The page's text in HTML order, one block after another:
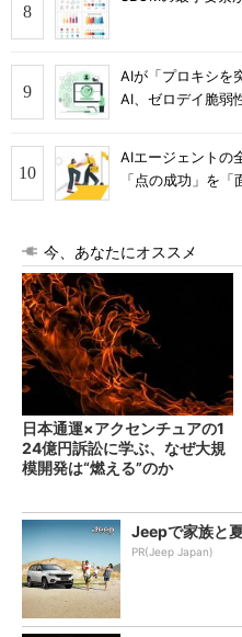
AIが「プロキシを
AI、ゼロデイ脆弱
AIエージェントの
「点の成功」を
今、あなたにオススメ
日本通運×アクセンチュアの1
24億円訴訟に学ぶ、なぜ大規
模開発は“燃える”のか
Jeepで家族と
PR(Jeep Japan)